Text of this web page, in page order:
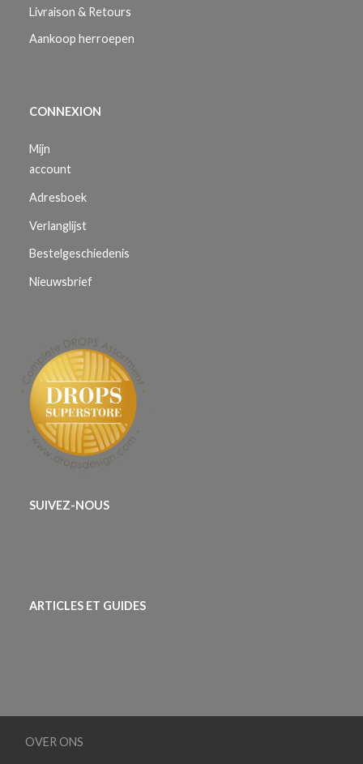
Livraison & Retours
Aankoop herroepen
CONNEXION
Mijn
account
Adresboek
Verlanglijst
Bestelgeschiedenis
Nieuwsbrief
SUIVEZ-NOUS
ARTICLES ET GUIDES
OVER ONS